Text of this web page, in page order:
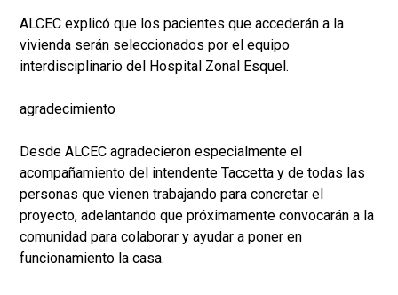
ALCEC explicó que los pacientes que accederán a la
vivienda serán seleccionados por el equipo
interdisciplinario del Hospital Zonal Esquel.
agradecimiento
Desde ALCEC agradecieron especialmente el
acompañamiento del intendente Taccetta y de todas las
personas que vienen trabajando para concretar el
proyecto, adelantando que próximamente convocarán a la
comunidad para colaborar y ayudar a poner en
funcionamiento la casa.